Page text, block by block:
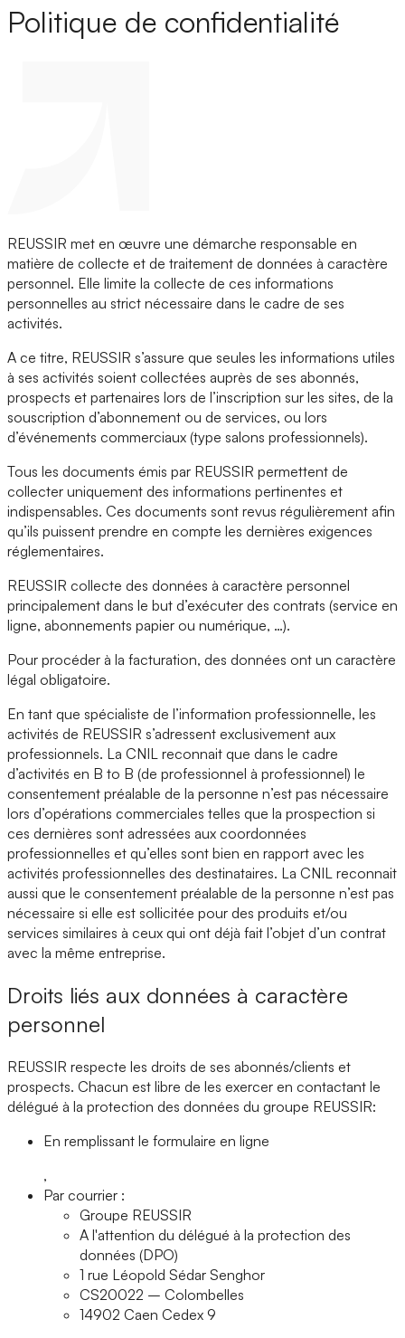
Politique de confidentialité
REUSSIR met en œuvre une démarche responsable en
matière de collecte et de traitement de données à caractère
personnel. Elle limite la collecte de ces informations
personnelles au strict nécessaire dans le cadre de ses
activités.
A ce titre, REUSSIR s’assure que seules les informations utiles
à ses activités soient collectées auprès de ses abonnés,
prospects et partenaires lors de l’inscription sur les sites, de la
souscription d’abonnement ou de services, ou lors
d’événements commerciaux (type salons professionnels).
Tous les documents émis par REUSSIR permettent de
collecter uniquement des informations pertinentes et
indispensables. Ces documents sont revus régulièrement afin
qu’ils puissent prendre en compte les dernières exigences
réglementaires.
REUSSIR collecte des données à caractère personnel
principalement dans le but d’exécuter des contrats (service en
ligne, abonnements papier ou numérique, …).
Pour procéder à la facturation, des données ont un caractère
légal obligatoire.
En tant que spécialiste de l’information professionnelle, les
activités de REUSSIR s’adressent exclusivement aux
professionnels. La CNIL reconnait que dans le cadre
d’activités en B to B (de professionnel à professionnel) le
consentement préalable de la personne n’est pas nécessaire
lors d’opérations commerciales telles que la prospection si
ces dernières sont adressées aux coordonnées
professionnelles et qu’elles sont bien en rapport avec les
activités professionnelles des destinataires. La CNIL reconnait
aussi que le consentement préalable de la personne n’est pas
nécessaire si elle est sollicitée pour des produits et/ou
services similaires à ceux qui ont déjà fait l’objet d’un contrat
avec la même entreprise.
Droits liés aux données à caractère
personnel
REUSSIR respecte les droits de ses abonnés/clients et
prospects. Chacun est libre de les exercer en contactant le
délégué à la protection des données du groupe REUSSIR:
En remplissant le formulaire en ligne
,
Par courrier :
Groupe REUSSIR
A l'attention du délégué à la protection des
données (DPO)
1 rue Léopold Sédar Senghor
CS20022 – Colombelles
14902 Caen Cedex 9